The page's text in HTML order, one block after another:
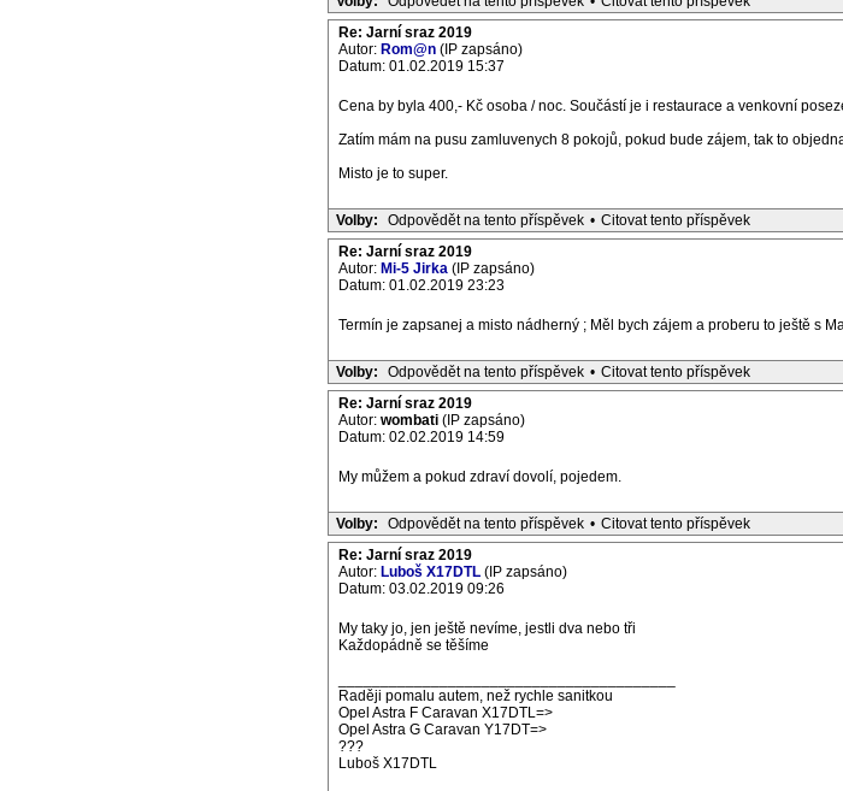
Re: Jarní sraz 2019
Autor: Rom@n (IP zapsáno)
Datum: 01.02.2019 15:37
Cena by byla 400,- Kč osoba / noc. Součástí je i restaurace a venkovní
Zatím mám na pusu zamluvenych 8 pokojů, pokud bude zájem, tak to
Misto je to super.
Volby: Odpovědět na tento příspěvek • Citovat tento příspěvek
Re: Jarní sraz 2019
Autor: Mi-5 Jirka (IP zapsáno)
Datum: 01.02.2019 23:23
Termín je zapsanej a misto nádherný ; Měl bych zájem a proberu to ještě s
Volby: Odpovědět na tento příspěvek • Citovat tento příspěvek
Re: Jarní sraz 2019
Autor: wombati (IP zapsáno)
Datum: 02.02.2019 14:59
My můžem a pokud zdraví dovolí, pojedem.
Volby: Odpovědět na tento příspěvek • Citovat tento příspěvek
Re: Jarní sraz 2019
Autor: Luboš X17DTL (IP zapsáno)
Datum: 03.02.2019 09:26
My taky jo, jen ještě nevíme, jestli dva nebo tři
Každopádně se těšíme
Raději pomalu autem, než rychle sanitkou
Opel Astra F Caravan X17DTL=>
Opel Astra G Caravan Y17DT=>
???
Luboš X17DTL